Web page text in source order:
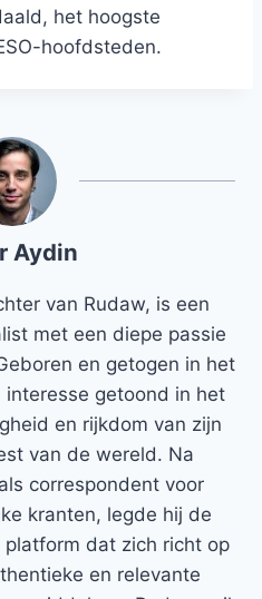
het hoogste
hoofdsteden.
Aydin
van Rudaw, is een
met een diepe passie
en getogen in het
getoond in het
en rijkdom van zijn
van de wereld. Na
correspondent voor
kranten, legde hij de
dat zich richt op
en relevante